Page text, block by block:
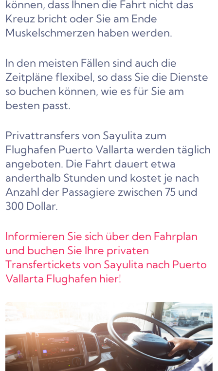
können, dass Ihnen die Fahrt nicht das
Kreuz bricht oder Sie am Ende
Muskelschmerzen haben werden.
In den meisten Fällen sind auch die
Zeitpläne flexibel, so dass Sie die Dienste
so buchen können, wie es für Sie am
besten passt.
Privattransfers von Sayulita zum
Flughafen Puerto Vallarta werden täglich
angeboten. Die Fahrt dauert etwa
anderthalb Stunden und kostet je nach
Anzahl der Passagiere zwischen 75 und
300 Dollar.
Informieren Sie sich über den Fahrplan
und buchen Sie Ihre privaten
Transfertickets von Sayulita nach Puerto
Vallarta Flughafen hier!